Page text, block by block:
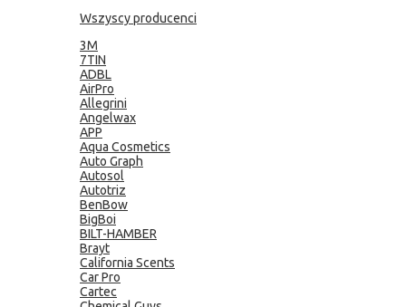
Wszyscy producenci
3M
7TIN
ADBL
AirPro
Allegrini
Angelwax
APP
Aqua Cosmetics
Auto Graph
Autosol
Autotriz
BenBow
BigBoi
BILT-HAMBER
Brayt
California Scents
Car Pro
Cartec